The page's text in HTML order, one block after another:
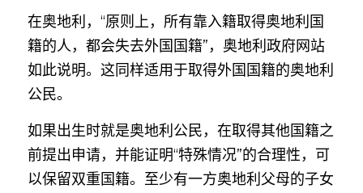
在奥地利，“原则上，所有靠入籍取得奥地利国
籍的人，都会失去外国国籍”，奥地利政府网站
如此说明。这同样适用于取得外国国籍的奥地利
公民。
如果出生时就是奥地利公民，在取得其他国籍之
前提出申请，并能证明“特殊情况”的合理性，可
以保留双重国籍。至少有一方奥地利父母的子女